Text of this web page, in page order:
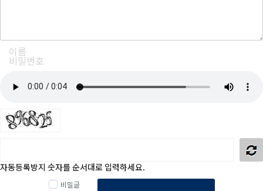
자동등록방지 숫자를 순서대로 입력하세요.
비밀글